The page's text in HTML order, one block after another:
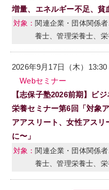
増量、エネルギー不足、貧
関連企業・団体関係
養士、管理栄養士、
2026年9月17日（木）
Webセミナー
【志保子塾2026前期】ビ
栄養セミナー第6回「対象
アアスリート、女性アス
に〜」
関連企業・団体関係
養士、管理栄養士、